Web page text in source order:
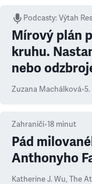
Podcasty:Výtah
Mírový plán
kruhu.
nebo
Zuzana Machálková•5.
Zahraničí•18 minut
Pád
Anthonyho
Katherine J. Wu, The